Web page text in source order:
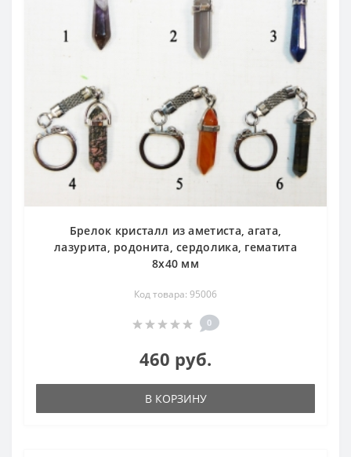
Брелок кристалл из аметиста, агата,
лазурита, родонита, сердолика, гематита
8х40 мм
Код товара: 95006
0
460 руб.
В КОРЗИНУ